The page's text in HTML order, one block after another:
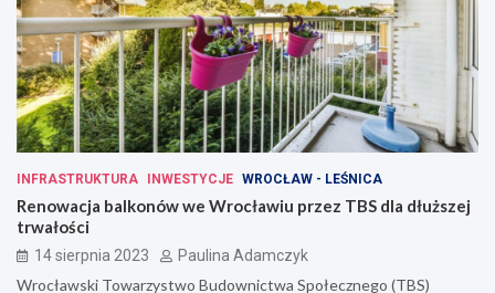
INFRASTRUKTURA INWESTYCJE WROCŁAW - LEŚNICA
Renowacja balkonów we Wrocławiu przez TBS dla dłuższej
trwałości
14 sierpnia 2023 Paulina Adamczyk
Wrocławski Towarzystwo Budownictwa Społecznego (TBS)